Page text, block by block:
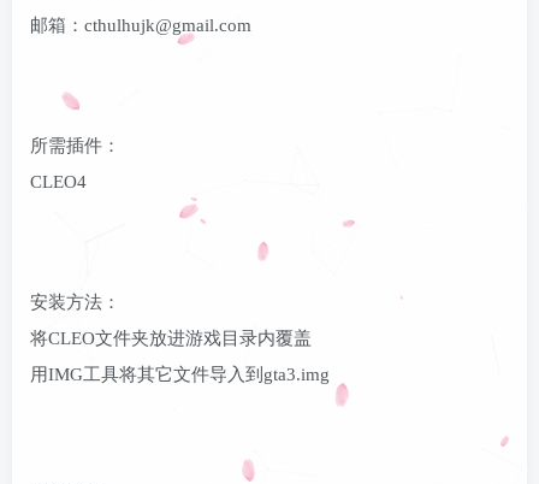
邮箱：cthulhujk@gmail.com
所需插件：
CLEO4
安装方法：
将CLEO文件夹放进游戏目录内覆盖
用IMG工具将其它文件导入到gta3.img
登录